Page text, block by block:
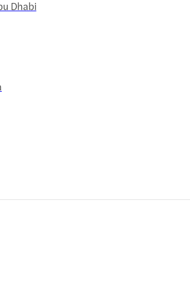
Dhabi